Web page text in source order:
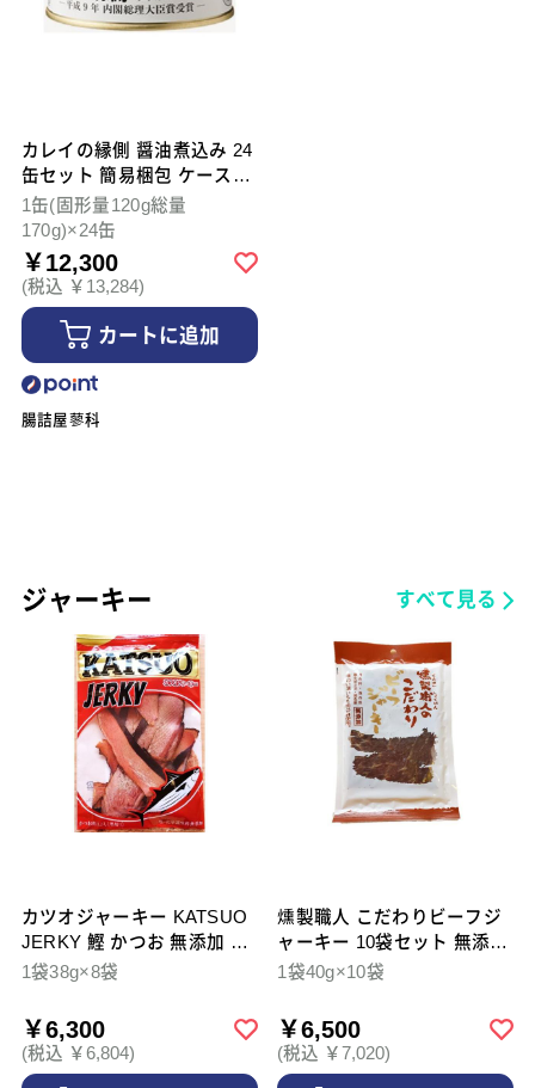
カレイの縁側 醤油煮込み 24
缶セット 簡易梱包 ケース販
売
1缶(固形量120g総量
170g)×24缶
￥12,300
(税込 ￥13,284)
カートに追加
腸詰屋蓼科
ジャーキー すべて見る
カツオジャーキー KATSUO
JERKY 鰹 かつお 無添加 8
袋セット
1袋38g×8袋
￥6,300
(税込 ￥6,804)
燻製職人 こだわりビーフジ
ャーキー 10袋セット 無添加
自然食品
1袋40g×10袋
￥6,500
(税込 ￥7,020)